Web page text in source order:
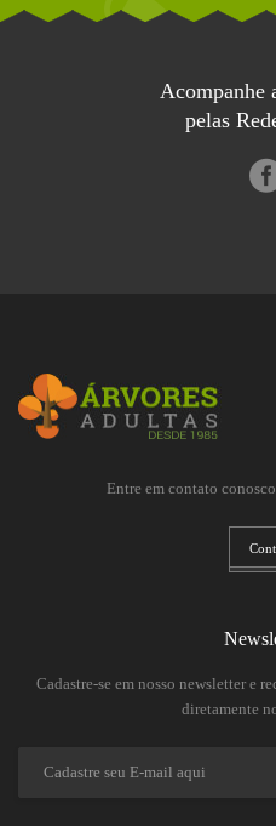
Acompanhe
pelas
Entre em contato
Cadastre-se em nosso newsletter e
diretamente